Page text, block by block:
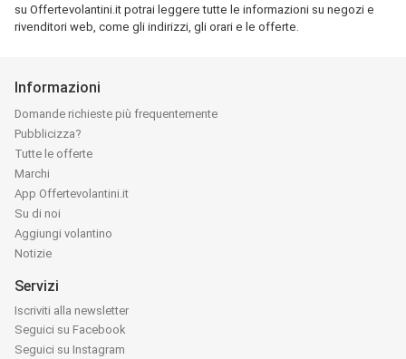
su Offertevolantini.it potrai leggere tutte le informazioni su negozi e
rivenditori web, come gli indirizzi, gli orari e le offerte.
Informazioni
Domande richieste più frequentemente
Pubblicizza?
Tutte le offerte
Marchi
App Offertevolantini.it
Su di noi
Aggiungi volantino
Notizie
Servizi
Iscriviti alla newsletter
Seguici su Facebook
Seguici su Instagram